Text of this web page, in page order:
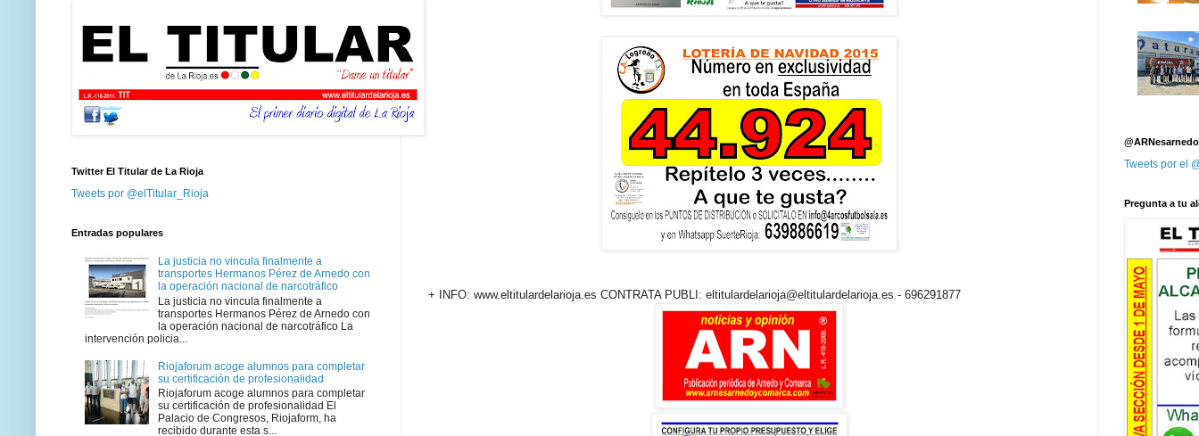
+ INFO: www.eltitulardelarioja.es CONTRATA PUBLI: eltitulardelarioja@eltitulardelarioja.es - 696291877
Twitter El Titular de La Rioja
Tweets por @elTitular_Rioja
Entradas populares
La justicia no vincula finalmente a
transportes Hermanos Pérez de Arnedo con
la operación nacional de narcotráfico
La justicia no vincula finalmente a
transportes Hermanos Pérez de Arnedo con
la operación nacional de narcotráfico La
intervención policia...
Riojaforum acoge alumnos para completar
su certificación de profesionalidad
Riojaforum acoge alumnos para completar
su certificación de profesionalidad El
Palacio de Congresos, Riojaform, ha
recibido durante esta s...
@ARNesarnedo
Tweets por el
Pregunta a tu